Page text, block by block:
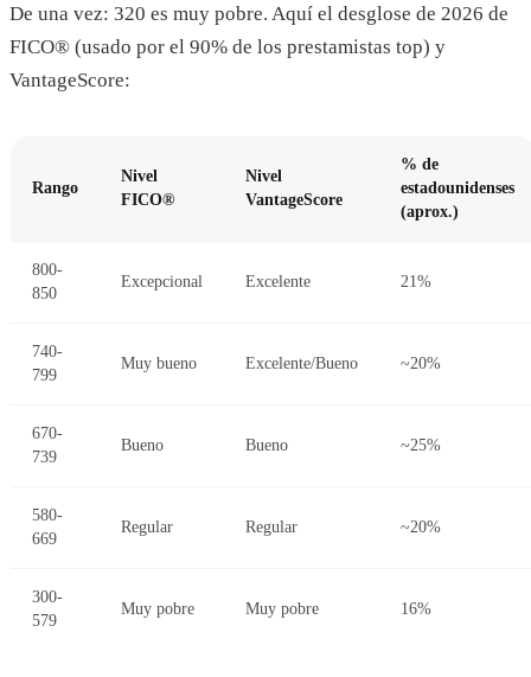
De una vez: 320 es muy pobre. Aquí el desglose de 2026 de
FICO® (usado por el 90% de los prestamistas top) y
VantageScore:
Rango
Nivel
FICO®
Nivel
VantageScore
% de
estadounidenses
(aprox.)
800-
850
Excepcional Excelente 21%
740-
799
Muy bueno Excelente/Bueno ~20%
670-
739
Bueno Bueno ~25%
580-
669
Regular Regular ~20%
300-
579
Muy pobre Muy pobre 16%